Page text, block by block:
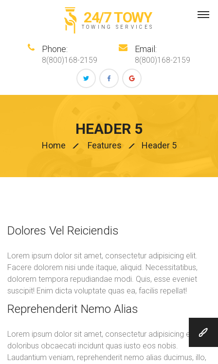
24/7 TOWY
TOWING SERVICES
Phone:
8(800)168-2159
Email:
8(800)168-2159
HEADER 5
Home Features Header 5
Dolores Vel Reiciendis
Lorem ipsum dolor sit amet, consectetur adipisicing elit.
Facere dolorem nisi unde itaque, aliquid. Necessitatibus,
dolorem tempora repudiandae modi. Quis, esse eveniet
suscipit! Enim dicta voluptate quas ea, facilis repellat!
Reprehenderit Nemo Alias
Lorem ipsum dolor sit amet, consectetur adipisicing elit. Ut
doloribus obcaecati incidunt quas iusto eos nobis.
Laudantium veniam, reprehenderit nemo alias ducimus, illo,